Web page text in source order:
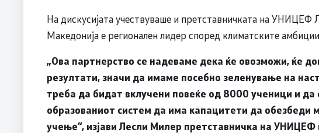
На дискусијата учествуваше и претставничката на УНИЦЕФ
Македонија е регионален лидер според климатските
„Ова партнерство се надеваме дека ќе овозможи, ќе
резултати, значи да имаме посебно зеленување на
треба да бидат вклучени повеќе од 8000 ученици и
образованиот систем да има капацитети да обезбеди
учење“, изјави Лесли Милер претставничка на УНИЦЕФ